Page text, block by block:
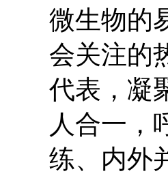
微生物的
会关注的
代表，凝
人合一，
练、内外